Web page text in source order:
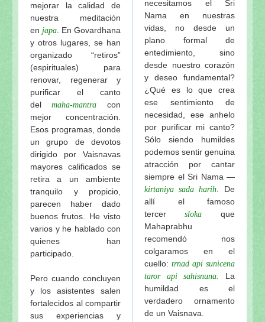
mejorar la calidad de
nuestra meditación
en japa . En Govardhana
y otros lugares, se han
organizado “retiros”
(espirituales) para
renovar, regenerar y
purificar el canto
del maha-mantra con
mejor concentración.
Esos programas, donde
un grupo de devotos
dirigido por Vaisnavas
mayores calificados se
retira a un ambiente
tranquilo y propicio,
parecen haber dado
buenos frutos. He visto
varios y he hablado con
quienes han
participado.
Pero cuando concluyen
y los asistentes salen
fortalecidos al compartir
sus experiencias y
necesitamos el Sri
Nama en nuestras
vidas, no desde un
plano formal de
entedimiento, sino
desde nuestro corazón
y deseo fundamental?
¿Qué es lo que crea
ese sentimiento de
necesidad, ese anhelo
por purificar mi canto?
Sólo siendo humildes
podemos sentir genuina
atracción por cantar
siempre el Sri Nama —
kirtaniya sada harih . De
allí el famoso
tercer sloka que
Mahaprabhu
recomendó nos
colgaramos en el
cuello: trnad api sunicena
taror api sahisnuna.
La
humildad es el
verdadero ornamento
de un Vaisnava.